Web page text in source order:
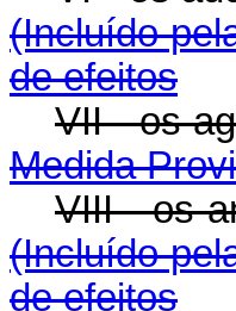
(Incluído
de efeitos
VII - os
Medida
VIII - os
(Incluído
de efeitos